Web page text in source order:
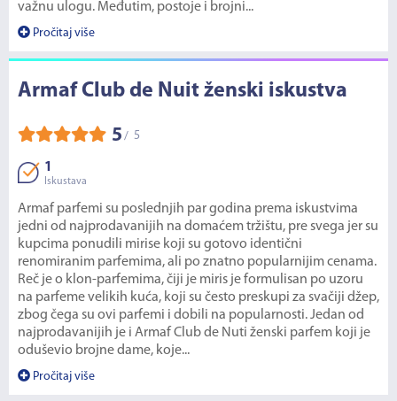
važnu ulogu. Međutim, postoje i brojni...
Pročitaj više
Armaf Club de Nuit ženski iskustva
5 / 5
1
Iskustava
Armaf parfemi su poslednjih par godina prema iskustvima
jedni od najprodavanijih na domaćem tržištu, pre svega jer su
kupcima ponudili mirise koji su gotovo identični
renomiranim parfemima, ali po znatno popularnijim cenama.
Reč je o klon-parfemima, čiji je miris je formulisan po uzoru
na parfeme velikih kuća, koji su često preskupi za svačiji džep,
zbog čega su ovi parfemi i dobili na popularnosti. Jedan od
najprodavanijih je i Armaf Club de Nuti ženski parfem koji je
oduševio brojne dame, koje...
Pročitaj više